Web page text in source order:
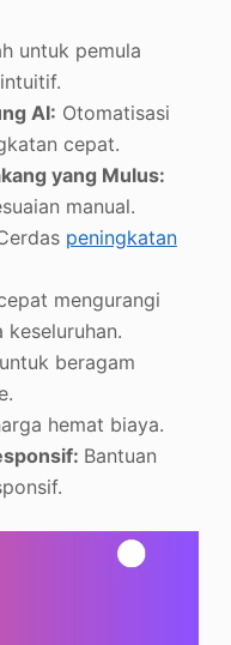
untuk pemula
AI: Otomatisasi
cepat.
yang Mulus:
manual.
peningkatan
mengurangi
beragam
hemat biaya.
Bantuan